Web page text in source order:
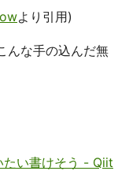
より引用)
んな手の込んだ無
い書けそう - Qiit